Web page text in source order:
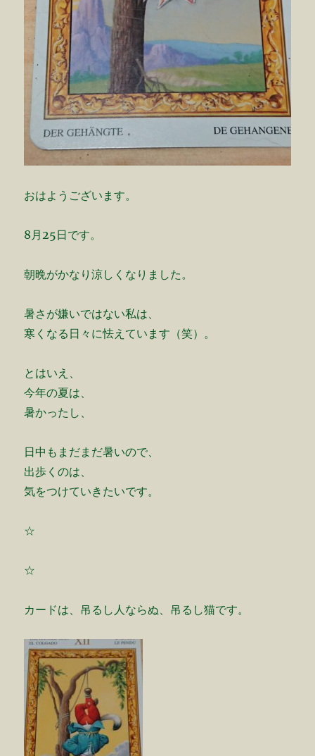
おはようございます。
8月25日です。
朝晩がかなり涼しくなりました。
暑さが嫌いではない私は、
寒くなる日々に怯えています（笑）。
とはいえ、
今年の夏は、
暑かったし、
日中もまだまだ暑いので、
出歩くのは、
気をつけていきたいです。
☆
☆
カードは、吊るし人ならぬ、吊るし猫です。